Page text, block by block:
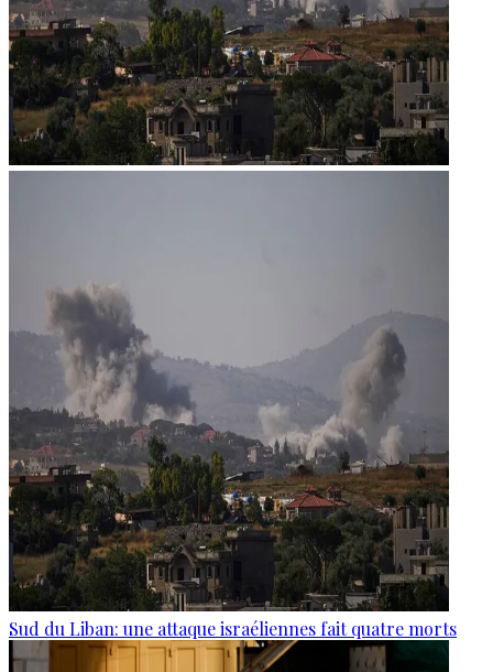
Sud du Liban: une attaque israéliennes fait quatre morts